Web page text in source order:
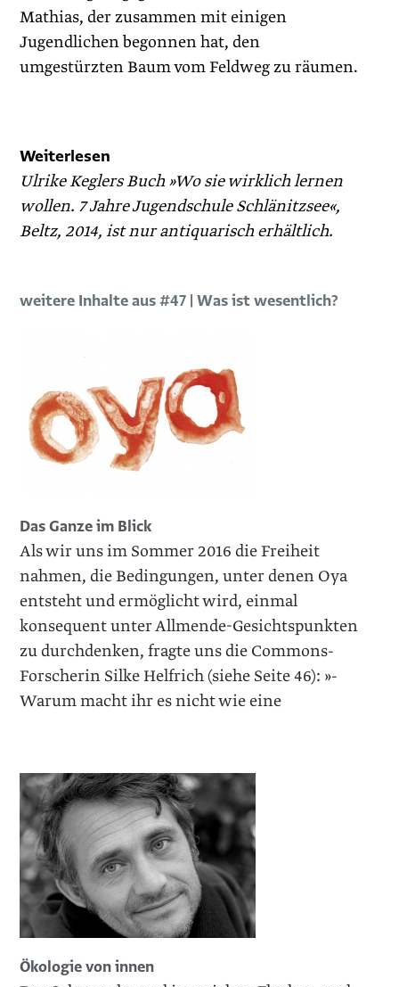
Mathias, der zusammen mit einigen
Jugendlichen begonnen hat, den
umgestürzten Baum vom Feldweg zu räumen.
Weiterlesen
Ulrike Keglers Buch »Wo sie wirklich lernen
wollen. 7 Jahre Jugendschule Schlänitzsee«,
Beltz, 2014, ist nur antiquarisch erhältlich.
weitere Inhalte aus #47 | Was ist wesentlich?
Das Ganze im Blick
Als wir uns im Sommer 2016 die Freiheit
nahmen, die Bedingungen, unter denen Oya
entsteht und ermöglicht wird, einmal
konsequent unter Allmende-Gesichtspunkten
zu durchdenken, fragte uns die Commons-
Forscherin Silke Helfrich (siehe Seite 46): »­
Warum macht ihr es nicht wie eine
Ökologie von innen